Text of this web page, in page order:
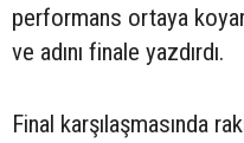
performans ortaya
ve adını finale yazdırdı.
Final karşılaşmasında